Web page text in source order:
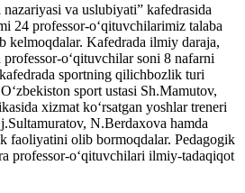
va uslubiyati” kafedrasida
24 professor-o‘qituvchilarimiz talaba
kelmoqdalar. Kafedrada ilmiy daraja,
o‘qituvchilar soni 8 nafarni
sportning qilichbozlik turi
sport ustasi Sh.Mamutov,
xizmat ko‘rsatgan yoshlar treneri
N.Berdaxova hamda
faoliyatini olib bormoqdalar. Pedagogik
professor-o‘qituvchilari ilmiy-tadaqiqot